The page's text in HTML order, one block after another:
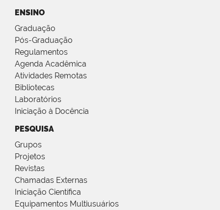
ENSINO
Graduação
Pós-Graduação
Regulamentos
Agenda Acadêmica
Atividades Remotas
Bibliotecas
Laboratórios
Iniciação à Docência
PESQUISA
Grupos
Projetos
Revistas
Chamadas Externas
Iniciação Científica
Equipamentos Multiusuários